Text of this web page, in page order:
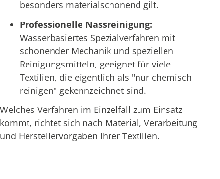
besonders materialschonend gilt.
Professionelle Nassreinigung:
Wasserbasiertes Spezialverfahren mit
schonender Mechanik und speziellen
Reinigungsmitteln, geeignet für viele
Textilien, die eigentlich als "nur chemisch
reinigen" gekennzeichnet sind.
Welches Verfahren im Einzelfall zum Einsatz
kommt, richtet sich nach Material, Verarbeitung
und Herstellervorgaben Ihrer Textilien.